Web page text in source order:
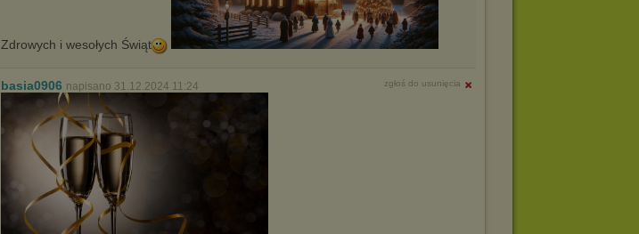
Zdrowych i wesołych Świąt
basia0906 napisano 31.12.2024 11:24 zgłoś do usunięcia